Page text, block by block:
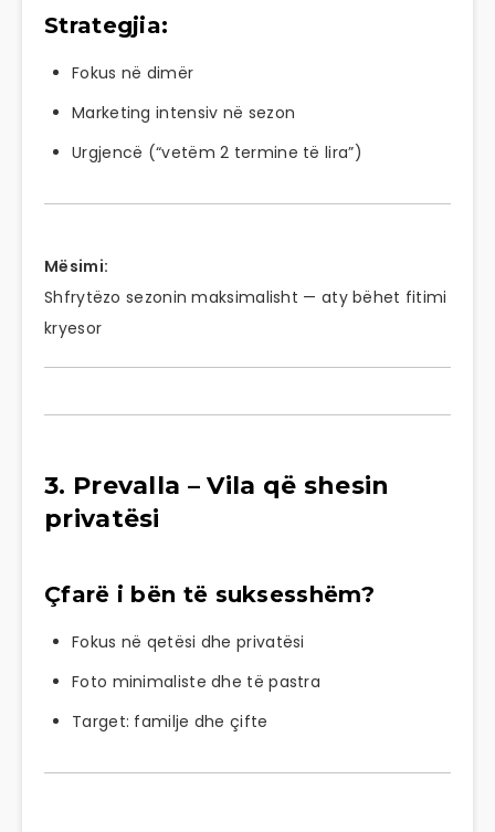
Strategjia:
Fokus në dimër
Marketing intensiv në sezon
Urgjencë (“vetëm 2 termine të lira”)
Mësimi:
Shfrytëzo sezonin maksimalisht — aty bëhet fitimi
kryesor
3. Prevalla – Vila që shesin
privatësi
Çfarë i bën të suksesshëm?
Fokus në qetësi dhe privatësi
Foto minimaliste dhe të pastra
Target: familje dhe çifte